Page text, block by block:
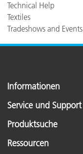
Technical Help
Textiles
Tradeshows and Events
Informationen
Service und Support
Produktsuche
Ressourcen